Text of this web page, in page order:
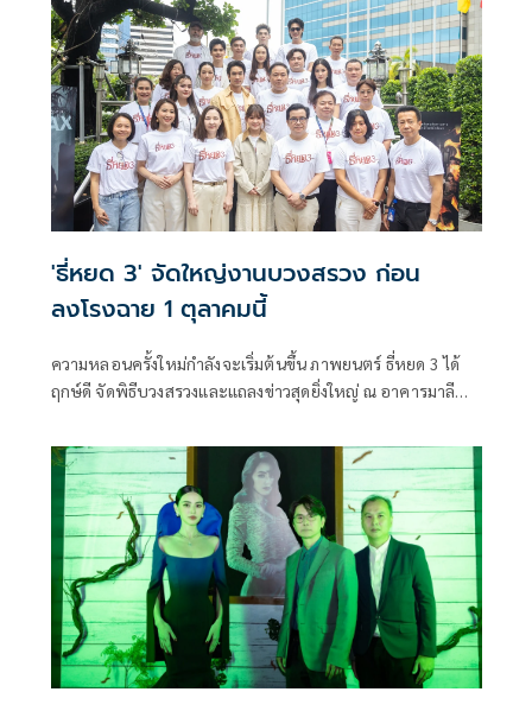
โดยอาจารย์หนุ่ม หมอดูเทวดา แชมป์ศึกชิงจ้าวหมอดู
ประเทศไทย เป็นผู้ทำพิธีในครั้งนี้
'ธี่หยด 3' จัดใหญ่งานบวงสรวง ก่อน
ลงโรงฉาย 1 ตุลาคมนี้
ความหลอนครั้งใหม่กำลังจะเริ่มต้นขึ้น ภาพยนตร์ ธี่หยด 3 ได้
ฤกษ์ดี จัดพิธีบวงสรวงและแถลงข่าวสุดยิ่งใหญ่ ณ อาคารมาลี
มาลีนนท์ ผู้ช่วยประธานเจ้าหน้าที่ปฏิบัติการกลุ่ม บมจ.บีอีซี
เวิลด์, สุรเชษฐ์ อัศวเรืองอนันต์ ประธานเจ้าหน้าที่บริหาร M
Studio , ปิ่นกมล มาลีนนท์ ผู้ช่วยประธานเจ้าหน้าที่ปฏิบัติ
การกลุ่ม บมจ.บีอีซี เวิลด์